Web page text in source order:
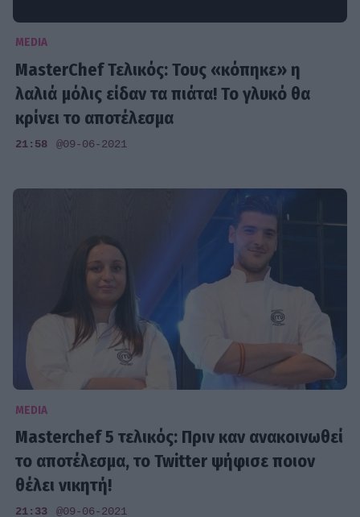
MEDIA
MasterChef Τελικός: Τους «κόπηκε» η
λαλιά μόλις είδαν τα πιάτα! Το γλυκό θα
κρίνει το αποτέλεσμα
21:58 @09-06-2021
MEDIA
Masterchef 5 τελικός: Πριν καν ανακοινωθεί
το αποτέλεσμα, το Twitter ψήφισε ποιον
θέλει νικητή!
21:33 @09-06-2021